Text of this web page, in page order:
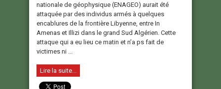
nationale de géophysique (ENAGEO) aurait été
attaquée par des individus armés à quelques
encablures de la frontière Libyenne, entre In
Amenas et Illizi dans le grand Sud Algérien. Cette
attaque qui a eu lieu ce matin et n’a ps fait de
victimes ni ...
Lire la suite...